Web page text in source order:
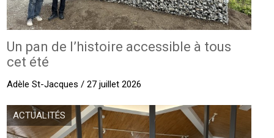
Un pan de l’histoire accessible à tous
cet été
Adèle St-Jacques / 27 juillet 2026
ACTUALITÉS